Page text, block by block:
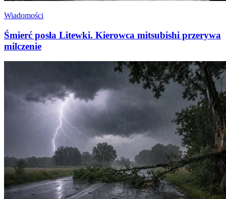
Wiadomości
Śmierć posła Litewki. Kierowca mitsubishi przerywa
milczenie